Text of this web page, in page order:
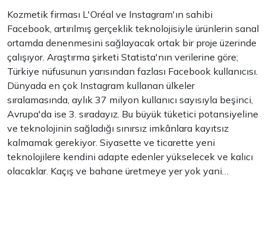
Kozmetik firması L'Oréal ve Instagram'ın sahibi
Facebook, artırılmış gerçeklik teknolojisiyle ürünlerin sanal
ortamda denenmesini sağlayacak ortak bir proje üzerinde
çalışıyor. Araştırma şirketi Statista'nın verilerine göre;
Türkiye nüfusunun yarısından fazlası Facebook kullanıcısı.
Dünyada en çok Instagram kullanan ülkeler
sıralamasında, aylık 37 milyon kullanıcı sayısıyla beşinci,
Avrupa'da ise 3. sıradayız. Bu büyük tüketici potansiyeline
ve teknolojinin sağladığı sınırsız imkânlara kayıtsız
kalmamak gerekiyor. Siyasette ve ticarette yeni
teknolojilere kendini adapte edenler yükselecek ve kalıcı
olacaklar. Kaçış ve bahane üretmeye yer yok yani…